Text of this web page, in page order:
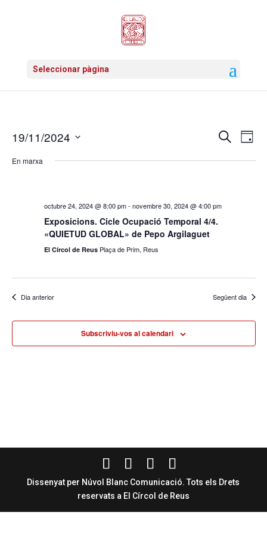
Seleccionar pàgina
visual
cerca
Cerca
de
Dia
19/11/2024
una
En marxa
octubre 24, 2024 @ 8:00 pm- novembre 30, 2024 @ 4:00 pm
Exposicions. Cicle Ocupació Temporal 4/4.
«QUIETUD GLOBAL» de Pepo Argilaguet
El Círcol de Reus Plaça de Prim, Reus
Dia anterior Següent dia
Subscriviu-vos al calendari
Dissenyat per Núvol Blanc Comunicació. Tots els Drets
reservats a El Círcol de Reus